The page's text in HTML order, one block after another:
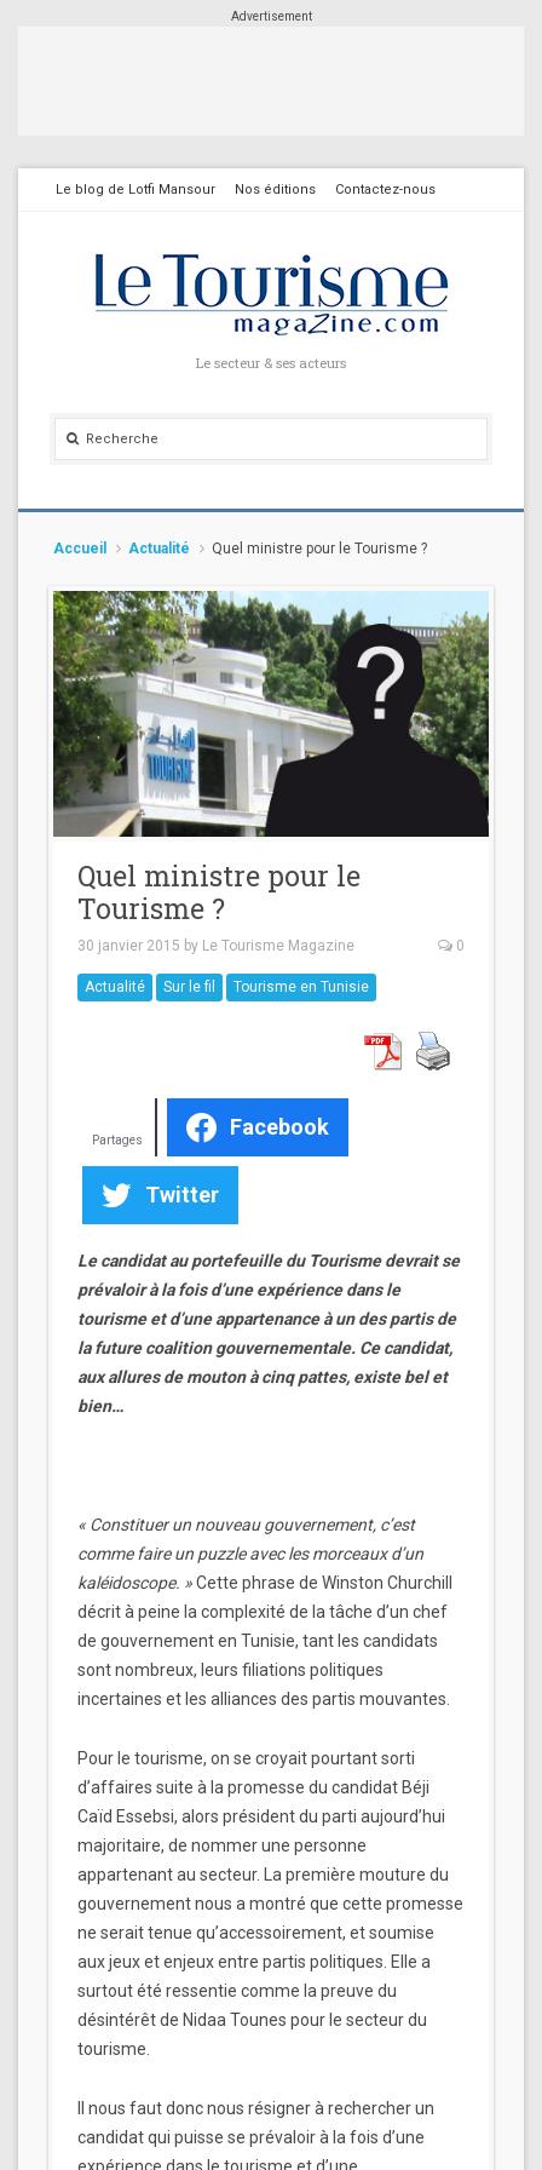
Advertisement
Le blog de Lotfi Mansour Nos éditions Contactez-nous
Le secteur & ses acteurs
Accueil Actualité Quel ministre pour le Tourisme ?
Quel ministre pour le
Tourisme ?
30 janvier 2015 by Le Tourisme Magazine 0
Actualité Sur le fil Tourisme en Tunisie
Facebook
Twitter
Partages
Le candidat au portefeuille du Tourisme devrait se
prévaloir à la fois d’une expérience dans le
tourisme et d’une appartenance à un des partis de
la future coalition gouvernementale. Ce candidat,
aux allures de mouton à cinq pattes, existe bel et
bien…
« Constituer un nouveau gouvernement, c’est
comme faire un puzzle avec les morceaux d’un
kaléidoscope. »Cette phrase de Winston Churchill
décrit à peine la complexité de la tâche d’un chef
de gouvernement en Tunisie, tant les candidats
sont nombreux, leurs filiations politiques
incertaines et les alliances des partis mouvantes.
Pour le tourisme, on se croyait pourtant sorti
d’affaires suite à la promesse du candidat Béji
Caïd Essebsi, alors président du parti aujourd’hui
majoritaire, de nommer une personne
appartenant au secteur. La première mouture du
gouvernement nous a montré que cette promesse
ne serait tenue qu’accessoirement, et soumise
aux jeux et enjeux entre partis politiques. Elle a
surtout été ressentie comme la preuve du
désintérêt de Nidaa Tounes pour le secteur du
tourisme.
Il nous faut donc nous résigner à rechercher un
candidat qui puisse se prévaloir à la fois d’une
expérience dans le tourisme et d’une